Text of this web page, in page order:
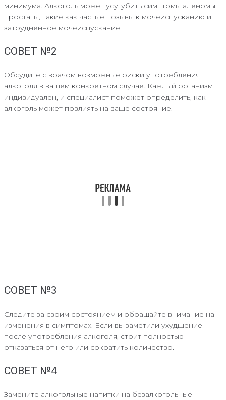
минимума. Алкоголь может усугубить симптомы аденомы
простаты, такие как частые позывы к мочеиспусканию и
затрудненное мочеиспускание.
СОВЕТ №2
Обсудите с врачом возможные риски употребления
алкоголя в вашем конкретном случае. Каждый организм
индивидуален, и специалист поможет определить, как
алкоголь может повлиять на ваше состояние.
СОВЕТ №3
Следите за своим состоянием и обращайте внимание на
изменения в симптомах. Если вы заметили ухудшение
после употребления алкоголя, стоит полностью
отказаться от него или сократить количество.
СОВЕТ №4
Замените алкогольные напитки на безалкогольные